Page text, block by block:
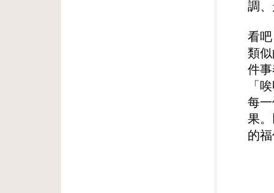
調
看
類
件
「
每
果
的